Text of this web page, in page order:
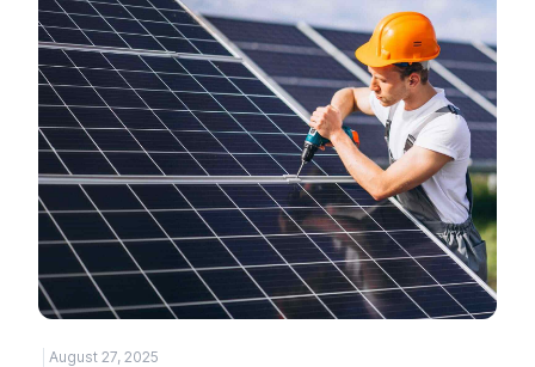
August 27, 2025